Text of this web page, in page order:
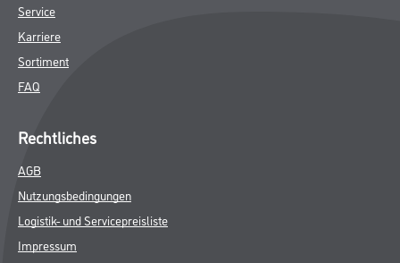
Service
Karriere
Sortiment
FAQ
Rechtliches
AGB
Nutzungsbedingungen
Logistik- und Servicepreisliste
Impressum